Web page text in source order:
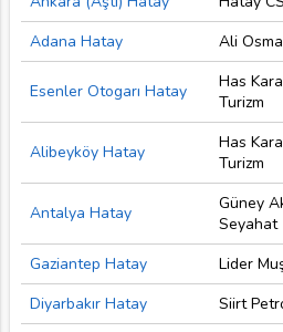
Adana Hatay
Ali
Esenler Otogarı Hatay
Has
Turizm
Alibeyköy Hatay
Has
Turizm
Antalya Hatay
Güney
Seyahat
Gaziantep Hatay Lider
Diyarbakır Hatay
Siirt